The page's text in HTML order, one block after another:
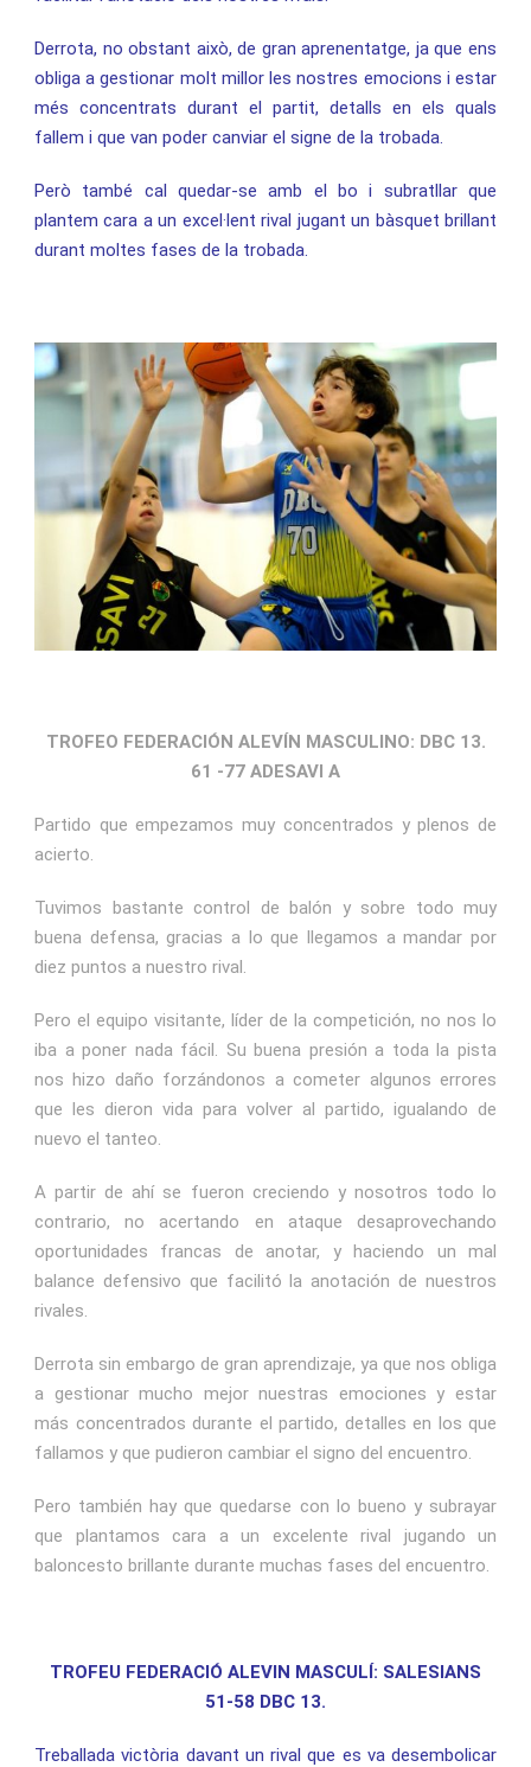
Derrota, no obstant això, de gran aprenentatge, ja que ens
obliga a gestionar molt millor les nostres emocions i estar
més concentrats durant el partit, detalls en els quals
fallem i que van poder canviar el signe de la trobada.
Però també cal quedar-se amb el bo i subratllar que
plantem cara a un excel·lent rival jugant un bàsquet brillant
durant moltes fases de la trobada.
TROFEO FEDERACIÓN ALEVÍN MASCULINO: DBC 13.
61 -77 ADESAVI A
Partido que empezamos muy concentrados y plenos de
acierto.
Tuvimos bastante control de balón y sobre todo muy
buena defensa, gracias a lo que llegamos a mandar por
diez puntos a nuestro rival.
Pero el equipo visitante, líder de la competición, no nos lo
iba a poner nada fácil. Su buena presión a toda la pista
nos hizo daño forzándonos a cometer algunos errores
que les dieron vida para volver al partido, igualando de
nuevo el tanteo.
A partir de ahí se fueron creciendo y nosotros todo lo
contrario, no acertando en ataque desaprovechando
oportunidades francas de anotar, y haciendo un mal
balance defensivo que facilitó la anotación de nuestros
rivales.
Derrota sin embargo de gran aprendizaje, ya que nos obliga
a gestionar mucho mejor nuestras emociones y estar
más concentrados durante el partido, detalles en los que
fallamos y que pudieron cambiar el signo del encuentro.
Pero también hay que quedarse con lo bueno y subrayar
que plantamos cara a un excelente rival jugando un
baloncesto brillante durante muchas fases del encuentro.
TROFEU FEDERACIÓ ALEVIN MASCULÍ: SALESIANS
51-58 DBC 13.
Treballada victòria davant un rival que es va desembolicar